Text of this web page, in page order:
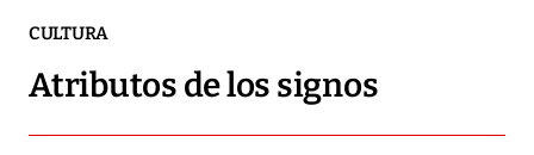
CULTURA
Atributos de los signos